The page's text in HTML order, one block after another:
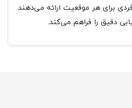
برای هر موقعیت ارائه می‌دهند
دقیق را فراهم می‌کند.